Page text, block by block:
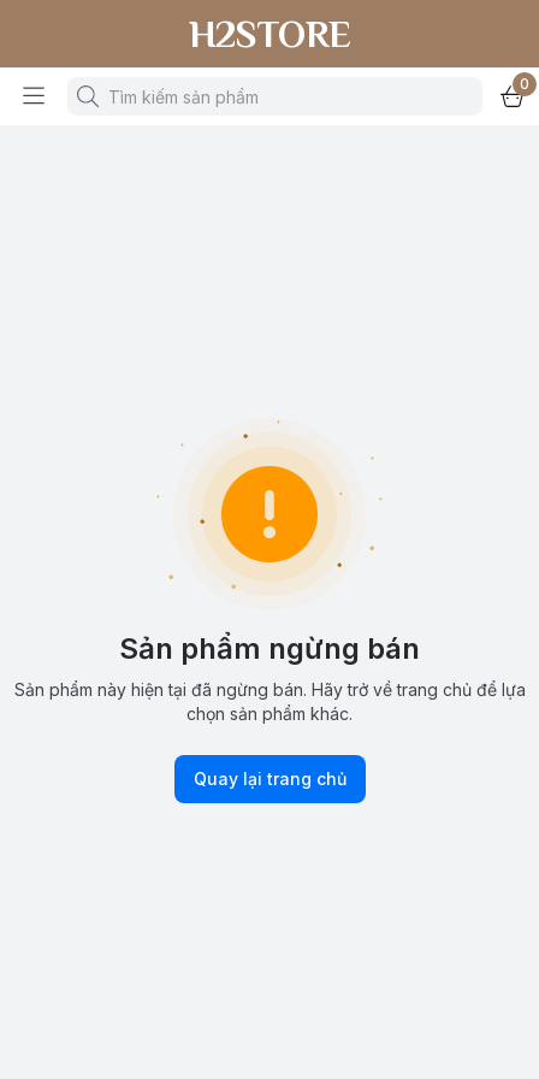
H2STORE
0
Sản phẩm ngừng bán
Sản phẩm này hiện tại đã ngừng bán. Hãy trở về trang chủ để lựa
chọn sản phẩm khác.
Quay lại trang chủ